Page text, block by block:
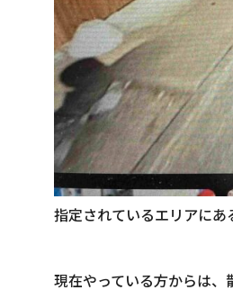
指定されているエリアにあ
現在やっている方からは、